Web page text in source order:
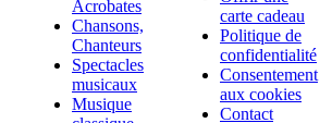
Acrobates
Chansons,
Chanteurs
Spectacles
musicaux
Musique
carte cadeau
Politique de
confidentialité
Consentement
aux cookies
Contact